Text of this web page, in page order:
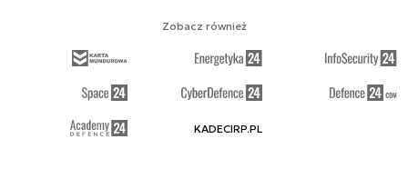
Zobacz również
KADECIRP.PL